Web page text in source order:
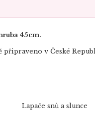
45cm.
připraveno v České
Lapače snů a slunce